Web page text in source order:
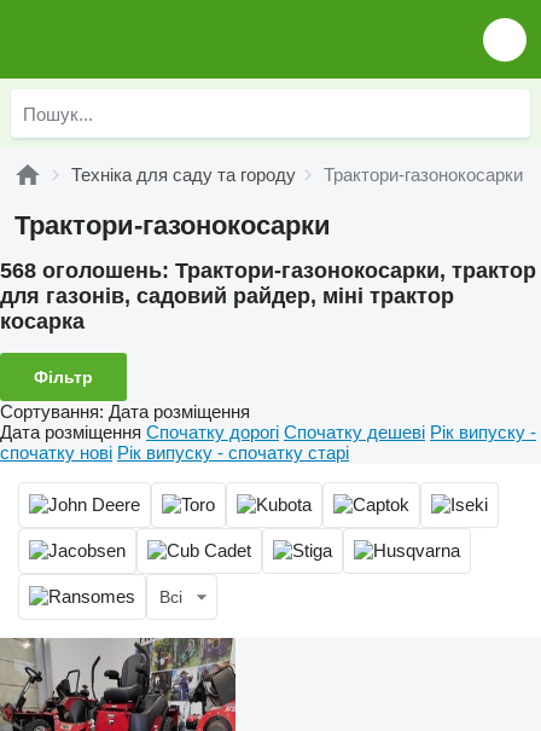
Техніка для саду та городу Трактори-газонокосарки
Трактори-газонокосарки
568 оголошень: Трактори-газонокосарки, трактор
для газонів, садовий райдер, міні трактор
косарка
Фільтр
Сортування: Дата розміщення
Дата розміщення Спочатку дорогі Спочатку дешеві Рік випуску -
спочатку нові Рік випуску - спочатку старі
Всі